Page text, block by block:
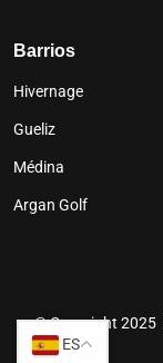
Barrios
Hivernage
Gueliz
Médina
Argan Golf
©Copyright 2025
ES